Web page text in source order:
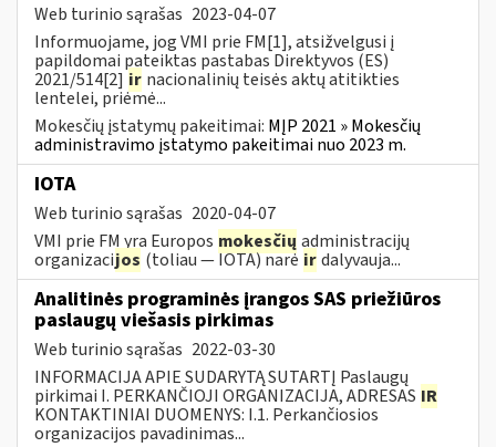
Web turinio sąrašas 2023-04-07
Informuojame, jog VMI prie FM[1], atsižvelgusi į
papildomai pateiktas pastabas Direktyvos (ES)
2021/514[2] ir nacionalinių teisės aktų atitikties
lentelei, priėmė...
Mokesčių įstatymų pakeitimai: MĮP 2021 » Mokesčių
administravimo įstatymo pakeitimai nuo 2023 m.
IOTA
Web turinio sąrašas 2020-04-07
VMI prie FM yra Europos mokesčių administracijų
organizacijos (toliau — IOTA) narė irdalyvauja...
Analitinės programinės įrangos SAS priežiūros
paslaugų viešasis pirkimas
Web turinio sąrašas 2022-03-30
INFORMACIJA APIE SUDARYTĄ SUTARTĮ Paslaugų
pirkimai I. PERKANČIOJI ORGANIZACIJA, ADRESAS IR
KONTAKTINIAI DUOMENYS: I.1. Perkančiosios
organizacijos pavadinimas...